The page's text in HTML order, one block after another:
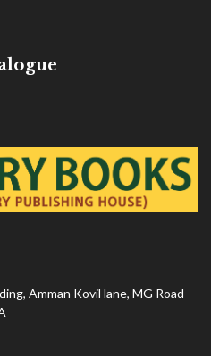
Amman Kovil lane, MG Road